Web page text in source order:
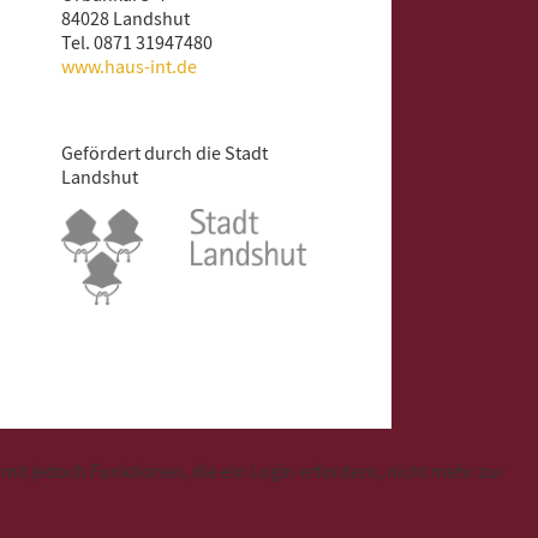
84028 Landshut
Tel. 0871 31947480
www.haus-int.de
Gefördert durch die Stadt
Landshut
jedoch Funktionen, die ein Login erfordern, nicht mehr zur